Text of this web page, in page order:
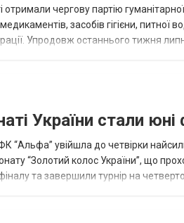
отримали чергову партію
засобів гігієни,
Упродовж останнього тижня
України стали
“Альфа” увійшла до четвірки
“Золотий колос України”, що
та завершили турнір на